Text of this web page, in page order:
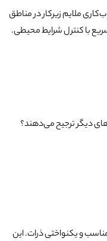
ملایم زیرکار در مناطق
با کنترل شرایط محیطی.
دیگر ترجیح می‌دهند؟
و یکنواختی ذرات. این